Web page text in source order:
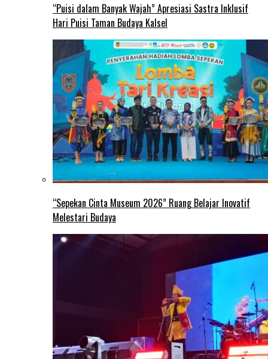
“Puisi dalam Banyak Wajah” Apresiasi Sastra Inklusif
Hari Puisi Taman Budaya Kalsel
“Sepekan Cinta Museum 2026” Ruang Belajar Inovatif
Melestari Budaya